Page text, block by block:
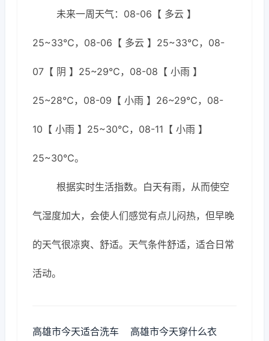
未来一周天气：08-06【 多云 】
25~33℃，08-06【 多云 】25~33℃，08-
07【 阴 】25~29℃，08-08【 小雨 】
25~28℃，08-09【 小雨 】26~29℃，08-
10【 小雨 】25~30℃，08-11【 小雨 】
25~30℃。
根据实时生活指数。白天有雨，从而使空
气湿度加大，会使人们感觉有点儿闷热，但早晚
的天气很凉爽、舒适。天气条件舒适，适合日常
活动。
高雄市今天适合洗车 高雄市今天穿什么衣